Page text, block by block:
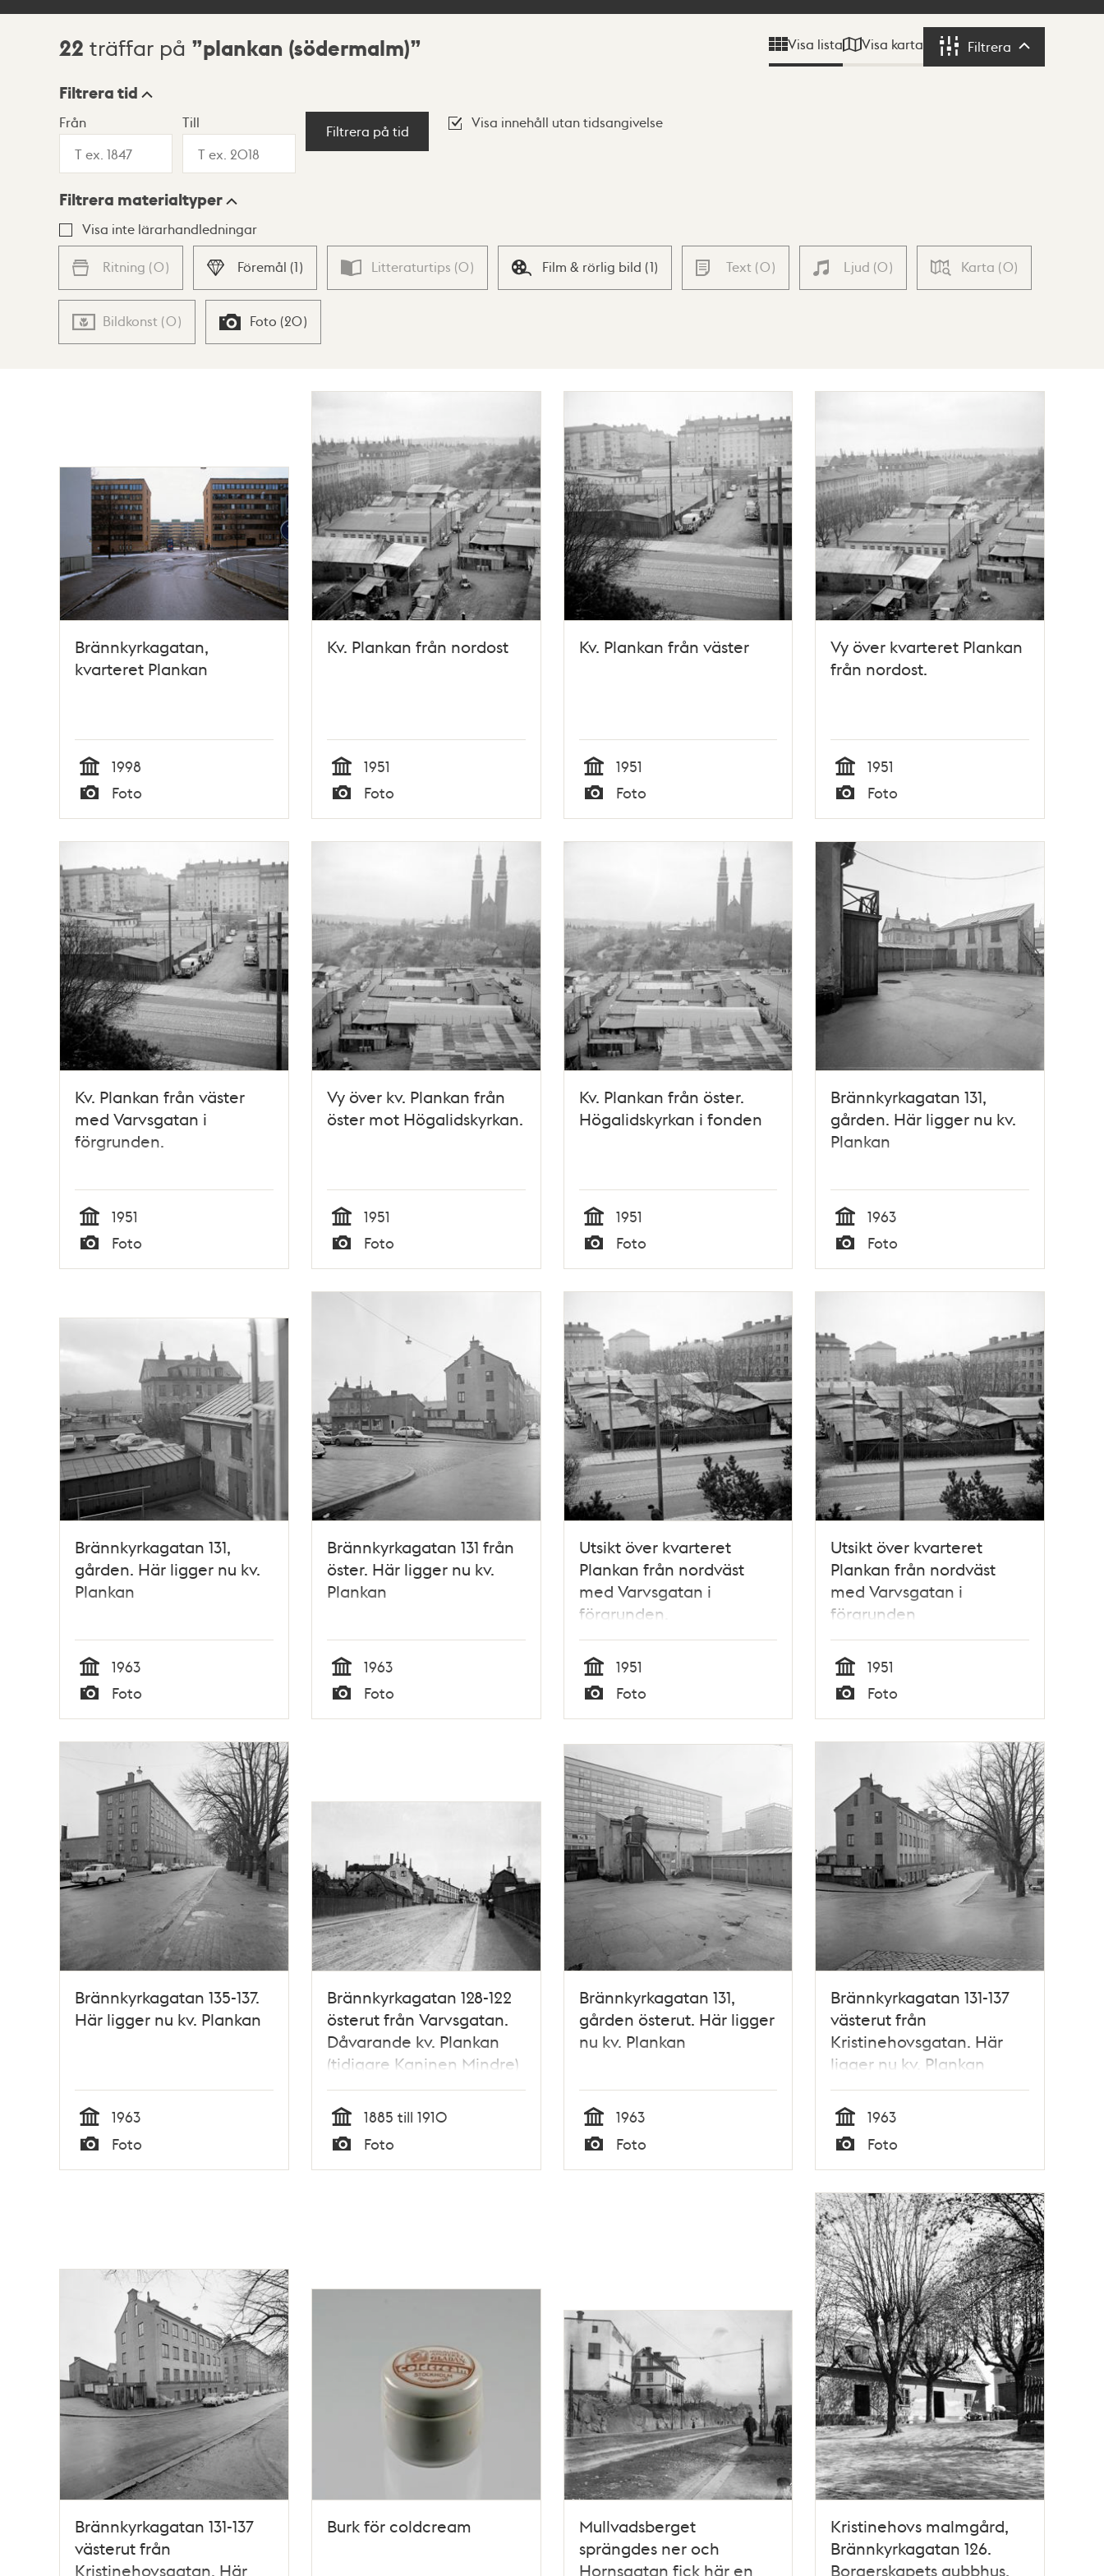
Sökresultat
22 träffar på plankan (södermalm) Visa lista Visa karta Filtrera Filtrera
Visningsläge
Lista Karta
Filtrera tid
Från Till
Filtrera på tid
Visa innehåll utan tidsangivelse
Filtrera materialtyper
Visa inte lärarhandledningar
Ritning (0) Föremål (1) Litteraturtips (0) Film & rörlig bild (1) Text (0) Ljud (0) Karta (0)
Bildkonst (0) Foto (20)
Brännkyrkagatan,
kvarteret Plankan
Tid
1998
Typ
Foto
Kv. Plankan från nordost
Tid
1951
Typ
Foto
Kv. Plankan från väster
Tid
1951
Typ
Foto
Vy över kvarteret Plankan
från nordost.
Tid
1951
Typ
Foto
Kv. Plankan från väster
med Varvsgatan i
förgrunden.
Tid
1951
Typ
Foto
Vy över kv. Plankan från
öster mot Högalidskyrkan.
Tid
1951
Typ
Foto
Kv. Plankan från öster.
Högalidskyrkan i fonden
Tid
1951
Typ
Foto
Brännkyrkagatan 131,
gården. Här ligger nu kv.
Plankan
Tid
1963
Typ
Foto
Brännkyrkagatan 131,
gården. Här ligger nu kv.
Plankan
Tid
1963
Typ
Foto
Brännkyrkagatan 131 från
öster. Här ligger nu kv.
Plankan
Tid
1963
Typ
Foto
Utsikt över kvarteret
Plankan från nordväst
med Varvsgatan i
förgrunden.
Tid
1951
Typ
Foto
Utsikt över kvarteret
Plankan från nordväst
med Varvsgatan i
förgrunden
Tid
1951
Typ
Foto
Brännkyrkagatan 135-137.
Här ligger nu kv. Plankan
Tid
1963
Foto
Brännkyrkagatan 128-122
österut från Varvsgatan.
Dåvarande kv. Plankan
(tidigare Kaninen Mindre)
och kv. Låset. Nuvarande
kv. Plankan
Tid
1885 till 1910
Foto
Brännkyrkagatan 131,
gården österut. Här ligger
nu kv. Plankan
Tid
1963
Foto
Brännkyrkagatan 131-137
västerut från
Kristinehovsgatan. Här
ligger nu kv. Plankan
Tid
1963
Foto
Brännkyrkagatan 131-137
västerut från
Kristinehovsgatan. Här
Burk för coldcream
Mullvadsberget
sprängdes ner och
Hornsgatan fick här en
Kristinehovs malmgård,
Brännkyrkagatan 126.
Borgerskapets gubbhus,